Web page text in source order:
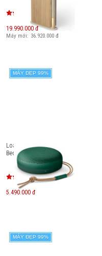
19.990.000 đ
Máy mới: 36.920.000 đ
MÁY ĐẸP 99%
Loa Bluetooth B&O
Beosound A1 2nd Gen
5.490.000 đ
MÁY ĐẸP 99%